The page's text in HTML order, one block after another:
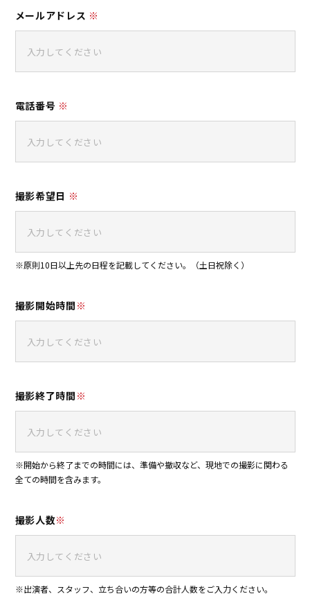
メールアドレス ※
電話番号 ※
撮影希望日 ※
※原則10日以上先の日程を記載してください。（土日祝除く）
撮影開始時間 ※
撮影終了時間 ※
※開始から終了までの時間には、準備や撤収など、現地での撮影に関わる
全ての時間を含みます。
撮影人数※
※出演者、スタッフ、立ち合いの方等の合計人数をご入力ください。